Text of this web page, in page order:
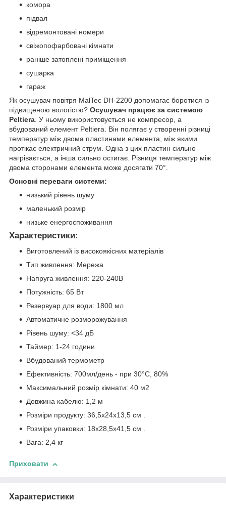
комора
підвал
відремонтовані номери
свіжопофарбовані кімнати
раніше затоплені приміщення
сушарка
гараж
Як осушувач повітря MalTec DH-2200 допомагає боротися із
підвищеною вологістю? Осушувач працює за системою
Peltiera. У ньому використовується не компресор, а
вбудований елемент Peltiera. Він полягає у створенні різниці
температур між двома пластинами елемента, між якими
протікає електричний струм. Одна з цих пластин сильно
нагрівається, а інша сильно остигає. Різниця температур між
двома сторонами елемента може досягати 70°.
Основні переваги системи:
низький рівень шуму
маленький розмір
низьке енергоспоживання
Характеристики:
Виготовлений із високоякісних матеріалів
Тип живлення: Мережа
Напруга живлення: 220-240В
Потужність: 65 Вт
Резервуар для води: 1800 мл
Автоматичне розморожування
Рівень шуму: <34 дБ
Таймер: 1-24 години
Вбудований термометр
Ефективність: 700мл/день - при 30°С, 80%
Максимальний розмір кімнати: 40 м2
Довжина кабелю: 1,2 м
Розміри продукту: 36,5x24x13,5 см .
Розміри упаковки: 18x28,5x41,5 см .
Вага: 2,4 кг
Приховати
Характеристики